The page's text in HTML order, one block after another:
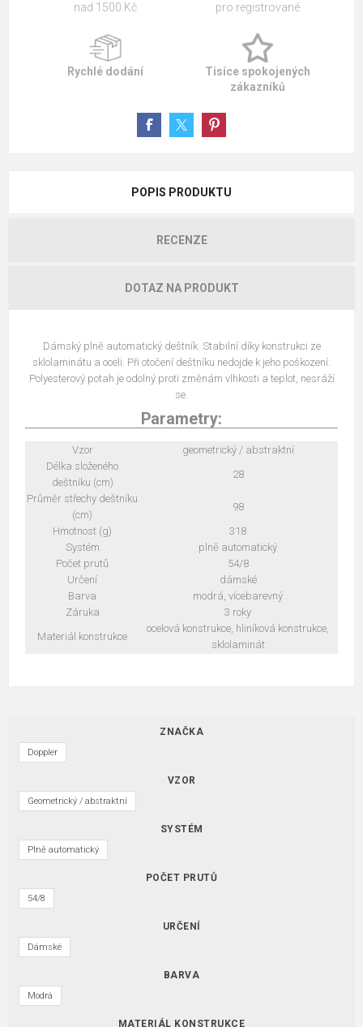
nad 1500 Kč
pro registrované
Rychlé dodání
Tisíce spokojených
zákazníků
POPIS PRODUKTU
RECENZE
DOTAZ NA PRODUKT
Dámský plně automatický deštník. Stabilní díky konstrukci ze
sklolaminátu a oceli. Při otočení deštníku nedojde k jeho poškození.
Polyesterový potah je odolný proti změnám vlhkosti a teplot, nesráží
se.
Parametry:
Vzor
geometrický / abstraktní
Délka složeného
deštníku (cm)
28
Průměr střechy deštníku
(cm)
98
Hmotnost (g)
318
Systém
plně automatický
Počet prutů
54/8
Určení
dámské
Barva
modrá, vícebarevný
Záruka
3 roky
Materiál konstrukce
ocelová konstrukce, hliníková konstrukce,
sklolaminát
ZNAČKA
Doppler
VZOR
Geometrický / abstraktní
SYSTÉM
Plně automatický
POČET PRUTŮ
54/8
URČENÍ
Dámské
BARVA
Modrá
MATERIÁL KONSTRUKCE